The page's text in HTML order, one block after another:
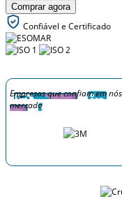
Comprar agora
Confiável e Certificado
Empresas que confiam em
mercado